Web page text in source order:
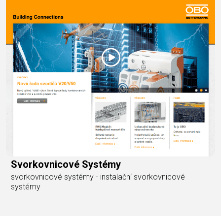
Svorkovnicové Systémy
svorkovnicové systémy - instalační svorkovnicové
systémy